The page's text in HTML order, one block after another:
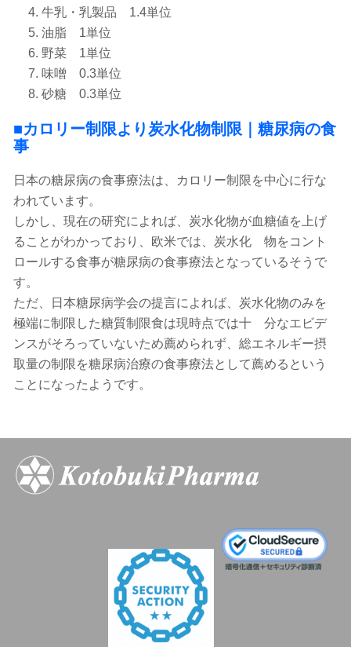
牛乳・乳製品 1.4単位
油脂 1単位
野菜 1単位
味噌 0.3単位
砂糖 0.3単位
■カロリー制限より炭水化物制限｜糖尿病の食
事
日本の糖尿病の食事療法は、カロリー制限を中心に行な
われています。
しかし、現在の研究によれば、炭水化物が血糖値を上げ
ることがわかっており、欧米では、炭水化 物をコント
ロールする食事が糖尿病の食事療法となっているそうで
す。
ただ、日本糖尿病学会の提言によれば、炭水化物のみを
極端に制限した糖質制限食は現時点では十 分なエビデ
ンスがそろっていないため薦められず、総エネルギー摂
取量の制限を糖尿病治療の食事療法として薦めるという
ことになったようです。